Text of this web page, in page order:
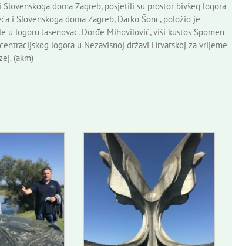
doma Zagreb, posjetili su prostor bivšeg logora
i Slovenskoga doma Zagreb, Darko Šonc, položio je
logoru Jasenovac. Đorđe Mihovilović, viši kustos Spomen
logora u Nezavisnoj državi Hrvatskoj za vrijeme
(akm)